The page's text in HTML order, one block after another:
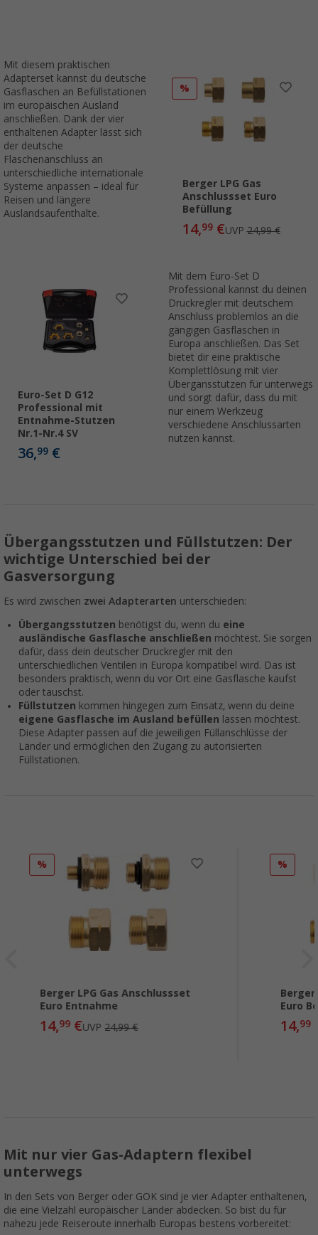
Mit diesem praktischen
Adapterset kannst du deutsche
Gasflaschen an Befüllstationen
im europäischen Ausland
anschließen. Dank der vier
enthaltenen Adapter lässt sich
der deutsche
Flaschenanschluss an
unterschiedliche internationale
Systeme anpassen – ideal für
Reisen und längere
Auslandsaufenthalte.
%
Berger LPG Gas
Anschlussset Euro
Befüllung
14,99€UVP24,99 €
Euro-Set D G12
Professional mit
Entnahme-Stutzen
Nr.1-Nr.4 SV
36,99 €
Mit dem Euro-Set D
Professional kannst du deinen
Druckregler mit deutschem
Anschluss problemlos an die
gängigen Gasflaschen in
Europa anschließen. Das Set
bietet dir eine praktische
Komplettlösung mit vier
Übergansstutzen für unterwegs
und sorgt dafür, dass du mit
nur einem Werkzeug
verschiedene Anschlussarten
nutzen kannst.
Übergangsstutzen und Füllstutzen: Der
wichtige Unterschied bei der
Gasversorgung
Es wird zwischen zwei Adapterarten unterschieden:
Übergangsstutzen benötigst du, wenn du eine
ausländische Gasflasche anschließen möchtest. Sie sorgen
dafür, dass dein deutscher Druckregler mit den
unterschiedlichen Ventilen in Europa kompatibel wird. Das ist
besonders praktisch, wenn du vor Ort eine Gasflasche kaufst
oder tauschst.
Füllstutzen kommen hingegen zum Einsatz, wenn du deine
eigene Gasflasche im Ausland befüllen lassen möchtest.
Diese Adapter passen auf die jeweiligen Füllanschlüsse der
Länder und ermöglichen den Zugang zu autorisierten
Füllstationen.
%
Berger LPG Gas Anschlussset
Euro Entnahme
14,99 €UVP24,99 €
%
Berger
Euro
14,99
Mit nur vier Gas-Adaptern flexibel
unterwegs
In den Sets von Berger oder GOK sind je vier Adapter enthaltenen,
die eine Vielzahl europäischer Länder abdecken. So bist du für
nahezu jede Reiseroute innerhalb Europas bestens vorbereitet: